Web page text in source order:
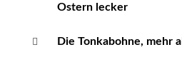
Ostern lecker
Die Tonkabohne, mehr